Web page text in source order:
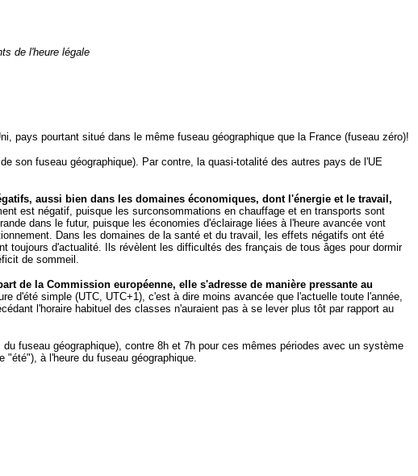
de l'heure légale
pays pourtant situé dans le même fuseau géographique que la France (fuseau zéro)!
son fuseau géographique). Par contre, la quasi-totalité des autres pays de l'UE
aussi bien dans les domaines économiques, dont l'énergie et le travail,
est négatif, puisque les surconsommations en chauffage et en transports sont
dans le futur, puisque les économies d'éclairage liées à l'heure avancée vont
Dans les domaines de la santé et du travail, les effets négatifs ont été
toujours d'actualité. Ils révèlent les difficultés des français de tous âges pour dormir
de sommeil.
de la Commission européenne, elle s'adresse de manière pressante au
d'été simple (UTC, UTC+1), c'est à dire moins avancée que l'actuelle toute l'année,
l'horaire habituel des classes n'auraient pas à se lever plus tôt par rapport au
fuseau géographique), contre 8h et 7h pour ces mêmes périodes avec un système
"été"), à l'heure du fuseau géographique.